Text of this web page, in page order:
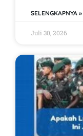
SELENGKAPNYA »
Juli 30, 2026